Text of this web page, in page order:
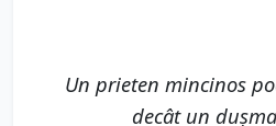
Un prieten mincinos
decât un